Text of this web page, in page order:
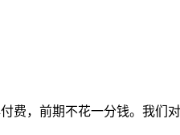
费，前期不花一分钱。我们